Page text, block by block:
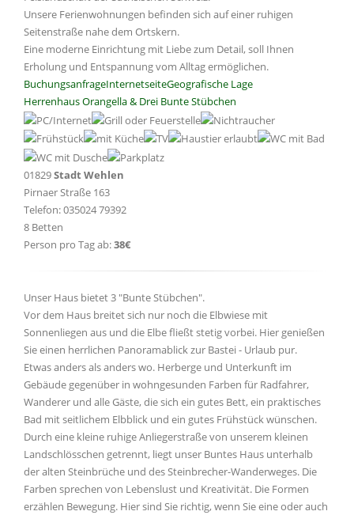
Unsere Ferienwohnungen befinden sich auf einer ruhigen
Seitenstraße nahe dem Ortskern.
Eine moderne Einrichtung mit Liebe zum Detail, soll Ihnen
Erholung und Entspannung vom Alltag ermöglichen.
BuchungsanfrageInternetseiteGeografische Lage
Herrenhaus Orangella & Drei Bunte Stübchen
01829Stadt Wehlen
Pirnaer Straße 163
Telefon: 035024 79392
8 Betten
Person pro Tag ab:38€
Unser Haus bietet 3 "Bunte Stübchen".
Vor dem Haus breitet sich nur noch die Elbwiese mit
Sonnenliegen aus und die Elbe fließt stetig vorbei. Hier genießen
Sie einen herrlichen Panoramablick zur Bastei - Urlaub pur.
Etwas anders als anders wo. Herberge und Unterkunft im
Gebäude gegenüber in wohngesunden Farben für Radfahrer,
Wanderer und alle Gäste, die sich ein gutes Bett, ein praktisches
Bad mit seitlichem Elbblick und ein gutes Frühstück wünschen.
Durch eine kleine ruhige Anliegerstraße von unserem kleinen
Landschlösschen getrennt, liegt unser Buntes Haus unterhalb
der alten Steinbrüche und des Steinbrecher-Wanderweges. Die
Farben sprechen von Lebenslust und Kreativität. Die Formen
erzählen Bewegung. Hier sind Sie richtig, wenn Sie eine oder auch